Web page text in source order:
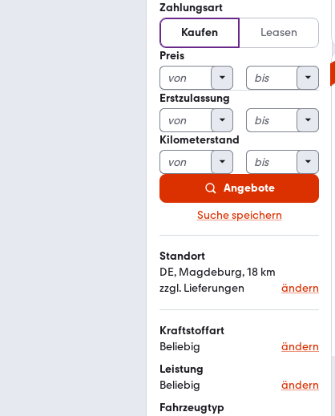
Zahlungsart
Kaufen
Leasen
Preis
Erstzulassung
Kilometerstand
Angebote
Suche speichern
Standort
DE, Magdeburg, 18 km
zzgl. Lieferungen
ändern
Kraftstoffart
Beliebig
ändern
Leistung
Beliebig
ändern
Fahrzeugtyp